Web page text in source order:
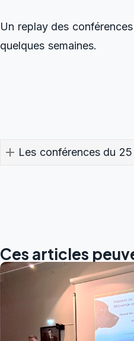
Un replay des
quelques semaines.
Les conférences du
Ces articles